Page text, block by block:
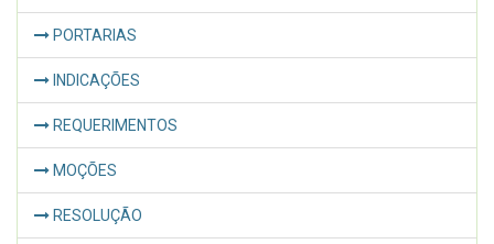
PORTARIAS
INDICAÇÕES
REQUERIMENTOS
MOÇÕES
RESOLUÇÃO